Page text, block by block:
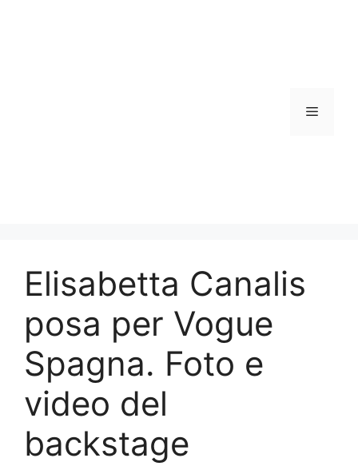
Menu
Elisabetta Canalis
posa per Vogue
Spagna. Foto e
video del
backstage